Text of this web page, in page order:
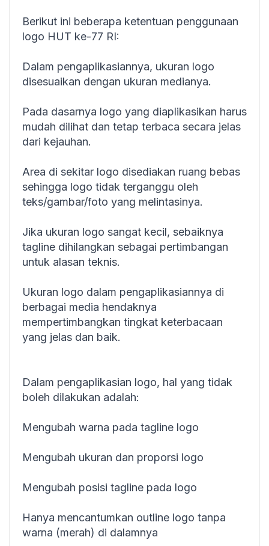
Berikut ini beberapa ketentuan penggunaan
logo HUT ke-77 RI:
Dalam pengaplikasiannya, ukuran logo
disesuaikan dengan ukuran medianya.
Pada dasarnya logo yang diaplikasikan harus
mudah dilihat dan tetap terbaca secara jelas
dari kejauhan.
Area di sekitar logo disediakan ruang bebas
sehingga logo tidak terganggu oleh
teks/gambar/foto yang melintasinya.
Jika ukuran logo sangat kecil, sebaiknya
tagline dihilangkan sebagai pertimbangan
untuk alasan teknis.
Ukuran logo dalam pengaplikasiannya di
berbagai media hendaknya
mempertimbangkan tingkat keterbacaan
yang jelas dan baik.
Dalam pengaplikasian logo, hal yang tidak
boleh dilakukan adalah:
Mengubah warna pada tagline logo
Mengubah ukuran dan proporsi logo
Mengubah posisi tagline pada logo
Hanya mencantumkan outline logo tanpa
warna (merah) di dalamnya